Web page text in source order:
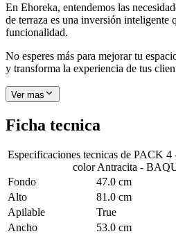
En Ehoreka, entendemos las
de terraza es una inversión inteligente
funcionalidad.
No esperes más para mejorar tu
y transforma la experiencia de tus
Ver mas
Ficha tecnica
Especificaciones tecnicas de PACK 4
color Antracita -
Fondo
47.0 cm
Alto
81.0 cm
Apilable
True
Ancho
53.0 cm